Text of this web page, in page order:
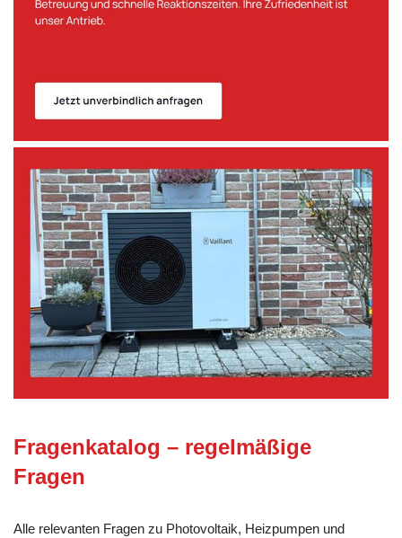
Fragenkatalog – regelmäßige
Fragen
Alle relevanten Fragen zu Photovoltaik, Heizpumpen und